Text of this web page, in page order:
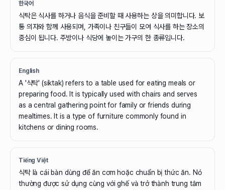
한국어
식탁은 식사를 하거나 음식을 준비할 때 사용하는 상을 의미합니다. 보
통 의자와 함께 사용되며, 가족이나 친구들이 모여 식사를 하는 장소의
중심이 됩니다. 주방이나 식당에 놓이는 가구의 한 종류입니다.
English
A '식탁' (siktak) refers to a table used for eating meals or
preparing food. It is typically used with chairs and serves
as a central gathering point for family or friends during
mealtimes. It is a type of furniture commonly found in
kitchens or dining rooms.
Tiếng Việt
식탁 là cái bàn dùng để ăn cơm hoặc chuẩn bị thức ăn. Nó
thường được sử dụng cùng với ghế và trở thành trung tâm